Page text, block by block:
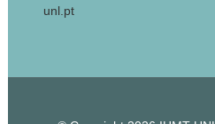
unl.pt